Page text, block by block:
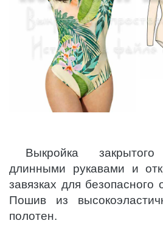
Выкройка
длинными рукавами и
завязках для
Пошив из
полотен.